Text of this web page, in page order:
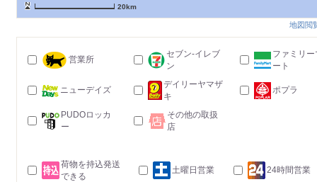
20km
地図閲
営業所
セブン-イレブ
ン
ファミリー
ート
ニューデイズ
デイリーヤマザ
キ
ポプラ
PUDOロッカ
ー
その他の取扱
店
荷物を持込発送
できる
土曜日営業 24時間営業